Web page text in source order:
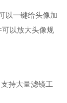
以一键给头像加
以放大头像规
持大量滤镜工